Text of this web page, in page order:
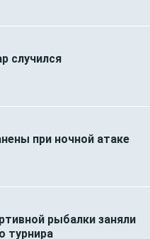
случился
при ночной атаке
рыбалки заняли
турнира